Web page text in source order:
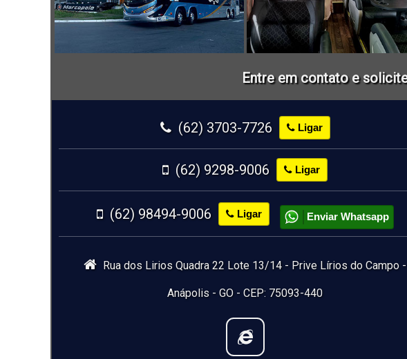
Entre em contato e solicite
(62) 3703-7726 Ligar
(62) 9298-9006 Ligar
(62) 98494-9006 Ligar Enviar Whatsapp
Rua dos Lirios Quadra 22 Lote 13/14 - Prive Lírios do Campo -
Anápolis - GO - CEP: 75093-440